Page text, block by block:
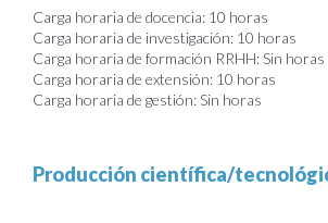
Carga horaria de docencia: 10 horas
Carga horaria de investigación: 10 horas
Carga horaria de formación RRHH: Sin horas
Carga horaria de extensión: 10 horas
Carga horaria de gestión: Sin horas
Producción científica/